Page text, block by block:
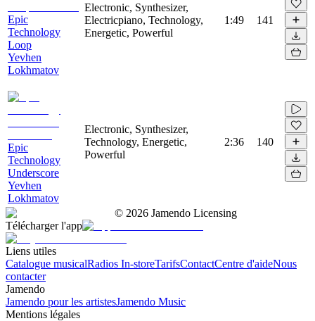
Epic
Technology
Loop
Yevhen
Lokhmatov
Electronic, Synthesizer,
Electricpiano, Technology,
Energetic, Powerful
1:49 141
Epic
Technology
Underscore
Yevhen
Lokhmatov
Electronic, Synthesizer,
Technology, Energetic,
Powerful
2:36 140
© 2026 Jamendo Licensing
Télécharger l'app
Liens utiles
Catalogue musicalRadios In-storeTarifsContactCentre d'aideNous
contacter
Jamendo
Jamendo pour les artistesJamendo Music
Mentions légales